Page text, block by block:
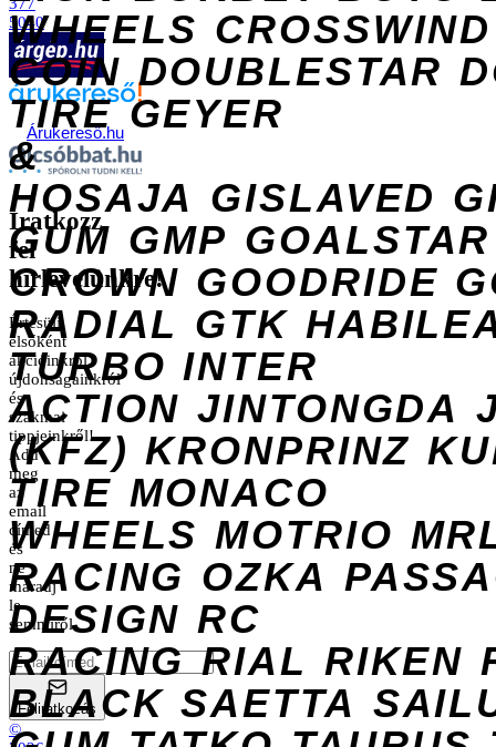
WHEELS CROSSWIND
COIN DOUBLESTAR
TIRE GEYER
&
HOSAJA GISLAVED
GUM GMP GOALSTAR
CROWN GOODRIDE
RADIAL GTK
TURBO INTER
ACTION JINTONGDA
(KFZ) KRONPRINZ
TIRE MONACO
WHEELS MOTRIO
RACING OZKA
DESIGN RC
RACING RIAL RIKEN
BLACK SAETTA
5040
Árukereső.hu
Iratkozz
fel
hírlevelünkre!
Értesülj
elsőként
akcióinkról,
újdonságainkról
és
szakmai
tippjeinkről!
Add
meg
az
email
címed
és
ne
maradj
le
semmiről.
Feliratkozás
©